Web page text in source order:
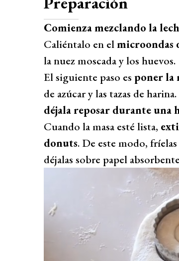
Comienza mezclando la
Caliéntalo en elmicroondas
la nuez moscada y los huevos.
El siguiente paso es poner la
de azúcar y las tazas de harina.
déjala reposar durante una
Cuando la masa esté lista,
donuts. De este modo,
déjalas sobre papel